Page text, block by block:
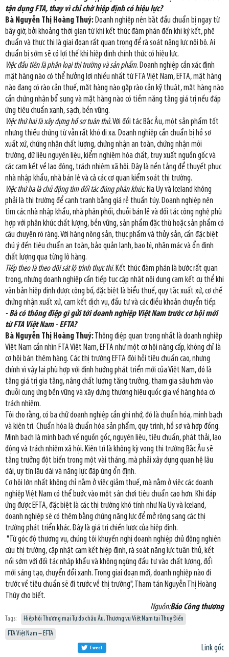
tận dụng FTA, thay vì chỉ chờ hiệp định có hiệu lực?
Bà Nguyễn Thị Hoàng Thuý: Doanh nghiệp nên bắt đầu chuẩn bị ngay từ
bây giờ, bởi khoảng thời gian từ khi kết thúc đàm phán đến khi ký kết, phê
chuẩn và thực thi là giai đoạn rất quan trọng để rà soát năng lực nội bộ. Ai
chuẩn bị sớm sẽ có lợi thế khi hiệp định chính thức có hiệu lực.
Việc đầu tiên là phân loại thị trường và sản phẩm. Doanh nghiệp cần xác định
mặt hàng nào có thể hưởng lợi nhiều nhất từ FTA Việt Nam, EFTA, mặt hàng
nào đang có rào cản thuế, mặt hàng nào gặp rào cản kỹ thuật, mặt hàng nào
cần chứng nhận bổ sung và mặt hàng nào có tiềm năng tăng giá trị nếu đáp
ứng tiêu chuẩn xanh, sạch, bền vững.
Việc thứ hai là xây dựng hồ sơ tuân thủ.Với đối tác Bắc Âu, một sản phẩm tốt
nhưng thiếu chứng từ vẫn rất khó đi xa. Doanh nghiệp cần chuẩn bị hồ sơ
xuất xứ, chứng nhận chất lượng, chứng nhận an toàn, chứng nhận môi
trường, dữ liệu nguyên liệu, kiểm nghiệm hóa chất, truy xuất nguồn gốc và
các cam kết về lao động, trách nhiệm xã hội. Đây là nền tảng để thuyết phục
nhà nhập khẩu, nhà bán lẻ và cả các cơ quan kiểm soát thị trường.
Việc thứ ba là chủ động tìm đối tác đúng phân khúc. Na Uy và Iceland không
phải là thị trường để cạnh tranh bằng giá rẻ thuần túy. Doanh nghiệp nên
tìm các nhà nhập khẩu, nhà phân phối, chuỗi bán lẻ và đối tác công nghệ phù
hợp với phân khúc chất lượng, bền vững, sản phẩm đặc thù hoặc sản phẩm có
câu chuyện rõ ràng. Với hàng nông sản, thực phẩm và thủy sản, cần đặc biệt
chú ý đến tiêu chuẩn an toàn, bảo quản lạnh, bao bì, nhãn mác và ổn định
chất lượng qua từng lô hàng.
Tiếp theo là theo dõi sát lộ trình thực thi. Kết thúc đàm phán là bước rất quan
trọng, nhưng doanh nghiệp cần tiếp tục cập nhật nội dung cam kết cụ thể khi
văn bản hiệp định được công bố, đặc biệt là biểu thuế, quy tắc xuất xứ, cơ chế
chứng nhận xuất xứ, cam kết dịch vụ, đầu tư và các điều khoản chuyển tiếp.
- Bà có thông điệp gì gửi tới doanh nghiệp Việt Nam trước cơ hội mới
từ FTA Việt Nam - EFTA?
Bà Nguyễn Thị Hoàng Thuý:Thông điệp quan trọng nhất là doanh nghiệp
Việt Nam cần nhìn FTA Việt Nam, EFTA như một cơ hội nâng cấp, không chỉ là
cơ hội bán thêm hàng. Các thị trường EFTA đòi hỏi tiêu chuẩn cao, nhưng
chính vì vậy lại phù hợp với định hướng phát triển mới của Việt Nam, đó là
tăng giá trị gia tăng, nâng chất lượng tăng trưởng, tham gia sâu hơn vào
chuỗi cung ứng bền vững và xây dựng thương hiệu quốc gia về hàng hóa có
trách nhiệm.
Tôi cho rằng, có ba chữ doanh nghiệp cần ghi nhớ, đó là chuẩn hóa, minh bạch
và kiên trì. Chuẩn hóa là chuẩn hóa sản phẩm, quy trình, hồ sơ và hợp đồng.
Minh bạch là minh bạch về nguồn gốc, nguyên liệu, tiêu chuẩn, phát thải, lao
động và trách nhiệm xã hội. Kiên trì là không kỳ vọng thị trường Bắc Âu sẽ
tăng trưởng đột biến trong một vài tháng, mà phải xây dựng quan hệ lâu
dài, uy tín lâu dài và năng lực đáp ứng ổn định.
Cơ hội lớn nhất không chỉ nằm ở việc giảm thuế, mà nằm ở việc các doanh
nghiệp Việt Nam có thể bước vào một sân chơi tiêu chuẩn cao hơn. Khi đáp
ứng được EFTA, đặc biệt là các thị trường khó tính như Na Uy và Iceland,
doanh nghiệp sẽ có thêm bằng chứng năng lực để mở rộng sang các thị
trường phát triển khác. Đây là giá trị chiến lược của hiệp định.
"Từ góc độ thương vụ, chúng tôi khuyến nghị doanh nghiệp chủ động nghiên
cứu thị trường, cập nhật cam kết hiệp định, rà soát năng lực tuân thủ, kết
nối sớm với đối tác nhập khẩu và không ngừng đầu tư vào chất lượng, đổi
mới sáng tạo, chuyển đổi xanh. Trong giai đoạn mới, doanh nghiệp nào đi
trước về tiêu chuẩn sẽ đi trước về thị trường", Tham tán Nguyễn Thị Hoàng
Thúy cho biết.
Nguồn:Báo Công thương
Tags:
Hiệp hội Thương mại Tự do châu Âu. Thương vụ Việt Nam tại Thuỵ Điển
FTA Việt Nam – EFTA
Link gốc
Tweet